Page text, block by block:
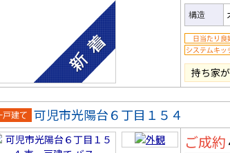
構造
持ち家
戸建
可児市光陽台６丁目１５４
ご成約